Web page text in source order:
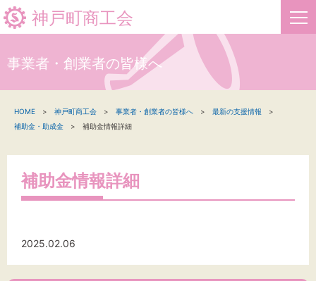
神戸町商工会
新着情報
関係機関の方へ
事業者・創業者の皆様へ
HOME 神戸町商工会 事業者・創業者の皆様へ
最新の支援情報
補助金・助成金
補助金情報詳細
補助金情報詳細
2025.02.06